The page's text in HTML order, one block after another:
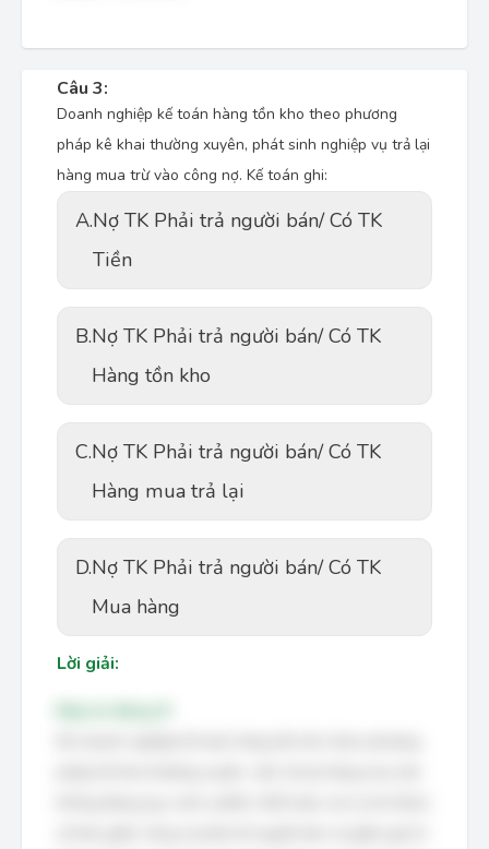
Câu 3:
Doanh nghiệp kế toán hàng tồn kho theo phương
pháp kê khai thường xuyên, phát sinh nghiệp vụ trả lại
hàng mua trừ vào công nợ. Kế toán ghi:
A.Nợ TK Phải trả người bán/ Có TK
Tiền
B.Nợ TK Phải trả người bán/ Có TK
Hàng tồn kho
C.Nợ TK Phải trả người bán/ Có TK
Hàng mua trả lại
D.Nợ TK Phải trả người bán/ Có TK
Mua hàng
Lời giải: